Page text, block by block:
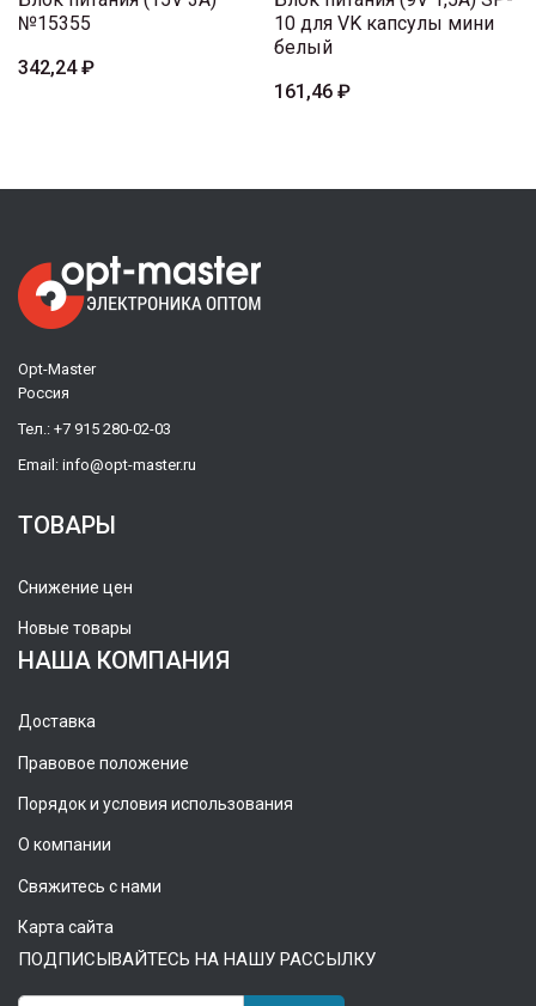
№15355
342,24 ₽
10 для VK капсулы мини
белый
161,46 ₽
Opt-Master
Россия
Тел.: +7 915 280-02-03
Email: info@opt-master.ru
ТОВАРЫ
Снижение цен
Новые товары
НАША КОМПАНИЯ
Доставка
Правовое положение
Порядок и условия использования
О компании
Свяжитесь с нами
Карта сайта
ПОДПИСЫВАЙТЕСЬ НА НАШУ РАССЫЛКУ